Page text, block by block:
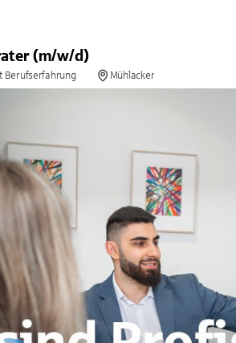
(m/w/d)
Berufserfahrung Mühlacker